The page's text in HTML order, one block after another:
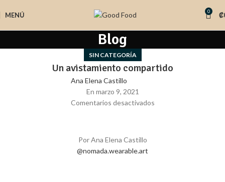
MENÚ 0 ₡
Blog
SIN CATEGORÍA
Un avistamiento compartido
Ana Elena Castillo
En marzo 9, 2021
Comentarios desactivados
Por Ana Elena Castillo
@nomada.wearable.art